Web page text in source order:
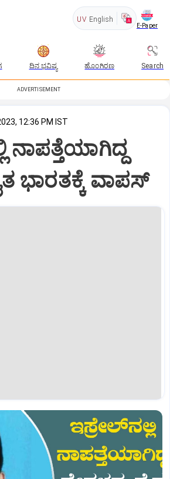
UV English
E-Paper
ದಿನ ಭವಿಷ್ಯ ಹೊಂಗಿರಣ Search
ADVERTISEMENT
12:36 PM IST
ನಾಪತ್ತೆಯಾಗಿದ್ದ
ಭಾರತಕ್ಕೆ ವಾಪಸ್‌